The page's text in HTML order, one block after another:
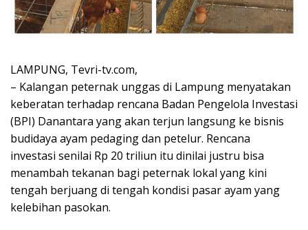
LAMPUNG, Tevri-tv.com,
– Kalangan peternak unggas di Lampung menyatakan
keberatan terhadap rencana Badan Pengelola Investasi
(BPI) Danantara yang akan terjun langsung ke bisnis
budidaya ayam pedaging dan petelur. Rencana
investasi senilai Rp 20 triliun itu dinilai justru bisa
menambah tekanan bagi peternak lokal yang kini
tengah berjuang di tengah kondisi pasar ayam yang
kelebihan pasokan.